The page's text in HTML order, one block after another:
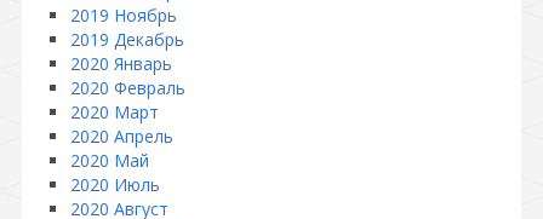
2019 Ноябрь
2019 Декабрь
2020 Январь
2020 Февраль
2020 Март
2020 Апрель
2020 Май
2020 Июль
2020 Август